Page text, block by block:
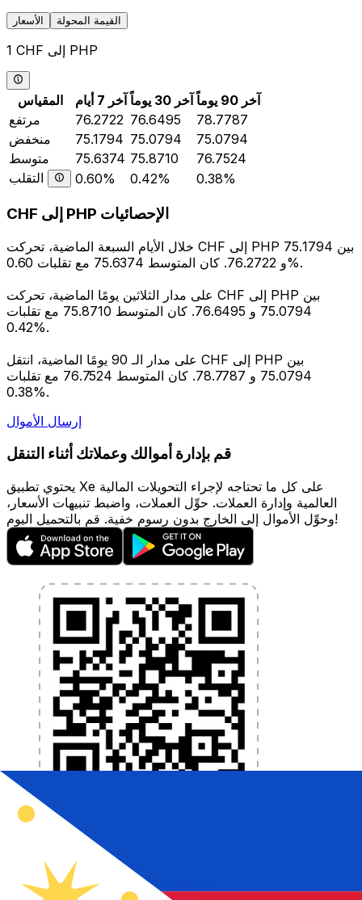
الأسعار القيمة المحولة
1 CHF إلى PHP
المقياس آخر 7 أيام آخر 30 يوماً
آخر 90 يوماً
مرتفع
76.2722 76.6495
78.7787
منخفض
75.1794 75.0794
75.0794
متوسط
75.6374 75.8710
76.7524
التقلب
0.60% 0.42% 0.38%
CHF إلى PHP الإحصائيات
خلال الأيام السبعة الماضية، تحركت CHF إلى PHP بين 75.1794
و 76.2722. كان المتوسط 75.6374 مع تقلبات 0.60%.
على مدار الثلاثين يومًا الماضية، تحركت CHF إلى PHP بين
75.0794 و 76.6495. كان المتوسط 75.8710 مع تقلبات
0.42%.
على مدار الـ 90 يومًا الماضية، انتقل CHF إلى PHP بين
75.0794 و 78.7787. كان المتوسط 76.7524 مع تقلبات
0.38%.
إرسال الأموال
قم بإدارة أموالك وعملاتك أثناء التنقل
يحتوي تطبيق Xe على كل ما تحتاجه لإجراء التحويلات المالية
العالمية وإدارة العملات. حوِّل العملات، واضبط تنبيهات الأسعار،
وحوِّل الأموال إلى الخارج بدون رسوم خفية. قم بالتحميل اليوم!